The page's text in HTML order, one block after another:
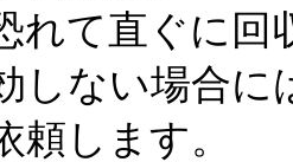
れて直ぐに
しない場合に
頼します。